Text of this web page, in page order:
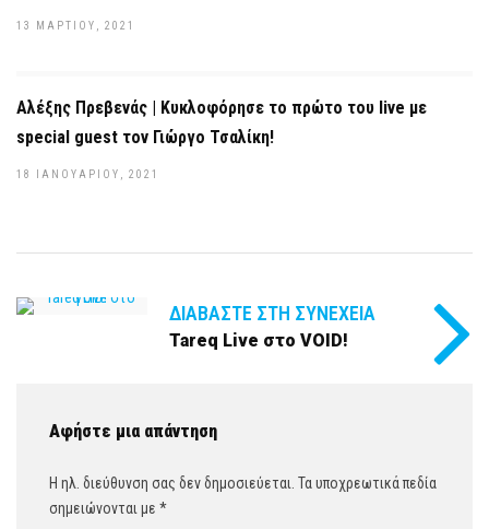
13 ΜΑΡΤΊΟΥ, 2021
Αλέξης Πρεβενάς | Kυκλοφόρησε το πρώτο του live με
special guest τον Γιώργο Τσαλίκη!
18 ΙΑΝΟΥΑΡΊΟΥ, 2021
ΔΙΑΒΆΣΤΕ ΣΤΗ ΣΥΝΈΧΕΙΑ
Tareq Live στο VOID!
Αφήστε μια απάντηση
Η ηλ. διεύθυνση σας δεν δημοσιεύεται. Τα υποχρεωτικά πεδία
σημειώνονται με *